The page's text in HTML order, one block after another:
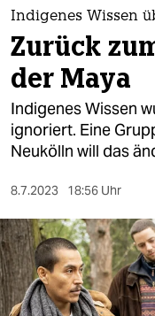
themen
politik
öko
gesellschaft
sport
berlin
nord
Indigenes Wissen
Zurück
der Maya
Indigenes Wissen
ignoriert. Eine
Neukölln will das
8.7.2023 18:56 Uhr